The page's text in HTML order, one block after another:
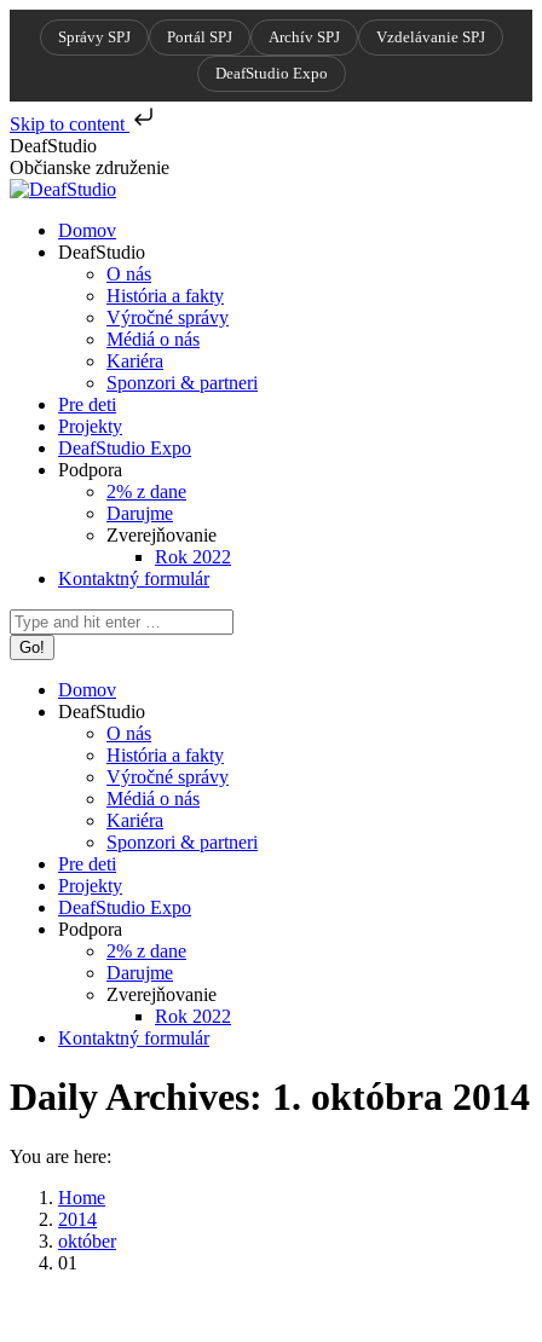
Správy SPJ Portál SPJ Archív SPJ
Vzdelávanie SPJ
DeafStudio Expo
Skip to content
Skip
to
content
DeafStudio
Občianske združenie
Domov
DeafStudio
O nás
História a fakty
Výročné správy
Médiá o nás
Kariéra
Sponzori & partneri
Pre deti
Projekty
DeafStudio Expo
Podpora
2% z dane
Darujme
Zverejňovanie
Rok 2022
Kontaktný formulár
Search:
Domov
DeafStudio
O nás
História a fakty
Výročné správy
Médiá o nás
Kariéra
Sponzori & partneri
Pre deti
Projekty
DeafStudio Expo
Podpora
2% z dane
Darujme
Zverejňovanie
Rok 2022
Kontaktný formulár
Daily Archives: 1. októbra 2014
You are here:
Home
2014
október
01